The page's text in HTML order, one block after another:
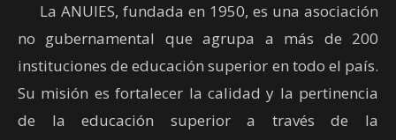
La ANUIES, fundada en 1950, es una asociación
no gubernamental que agrupa a más de 200
instituciones de educación superior en todo el país.
Su misión es fortalecer la calidad y la pertinencia
de la educación superior a través de la